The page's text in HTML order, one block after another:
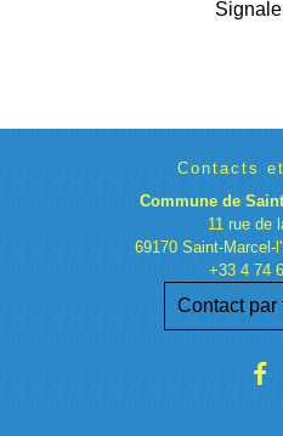
Contacts
Commune de
11 rue de
69170 Saint-Marcel-
+33 4 74
Contact par